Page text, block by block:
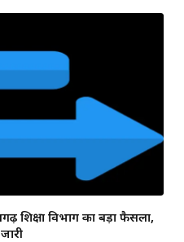
शिक्षा विभाग का बड़ा फैसला,